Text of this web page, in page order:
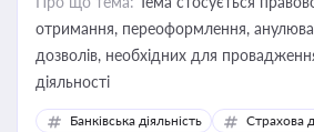
отримання, переоформлення,
дозволів, необхідних для
діяльності
Банківська діяльність
Страхова